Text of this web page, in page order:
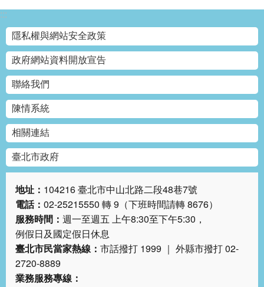
:::
隱私權與網站安全政策
政府網站資料開放宣告
聯絡我們
陳情系統
相關連結
臺北市政府
地址： 104216 臺北市中山北路二段48巷7號
電話： 02-25215550 轉 9（下班時間請轉 8676）
服務時間： 週一至週五 上午8:30至下午5:30，
例假日及國定假日休息
臺北市民當家熱線： 市話撥打 1999 ｜ 外縣市撥打 02-
2720-8889
業務服務專線：